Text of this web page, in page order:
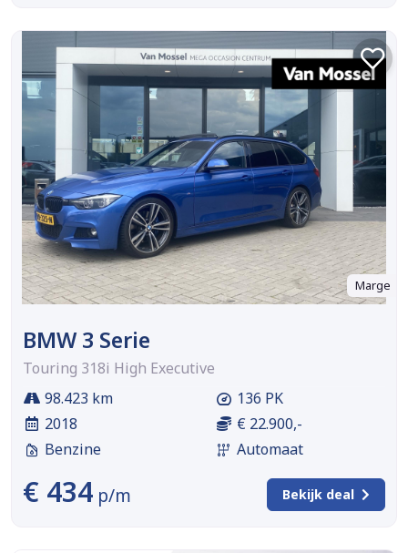
Marge
BMW 3 Serie
Touring 318i High Executive
98.423 km
2018
Benzine
136 PK
€ 22.900,-
Automaat
€ 434 p/m Bekijk deal